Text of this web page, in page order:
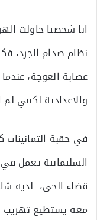
انا شخصيا حاولت
نظام صدام الجرذ،
عصابة العوجة،
والاعدادية لكنني
في حقبة
السليمانية يعمل
قضاء الحي، لديه
معه يستطيع تهريب